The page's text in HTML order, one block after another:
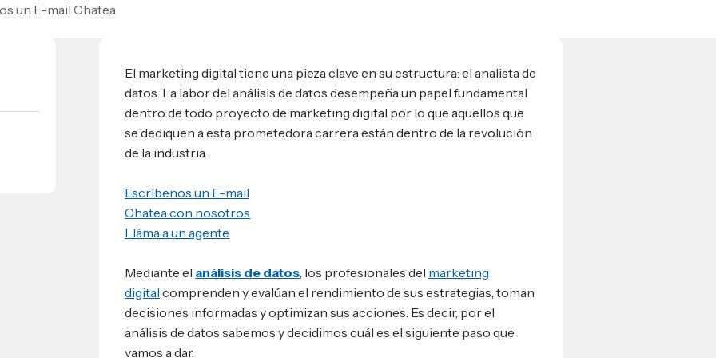
Honduras, C.A.
un E-mail Chatea
El marketing digital tiene una pieza clave en su estructura: el analista de
datos. La labor del análisis de datos desempeña un papel fundamental
dentro de todo proyecto de marketing digital por lo que aquellos que
se dediquen a esta prometedora carrera están dentro de la revolución
de la industria.
Escríbenos un E-mail
Chatea con nosotros
Lláma a un agente
Mediante el análisis de datos , los profesionales del marketing
digital comprenden y evalúan el rendimiento de sus estrategias, toman
decisiones informadas y optimizan sus acciones. Es decir, por el
análisis de datos sabemos y decidimos cuál es el siguiente paso que
vamos a dar.